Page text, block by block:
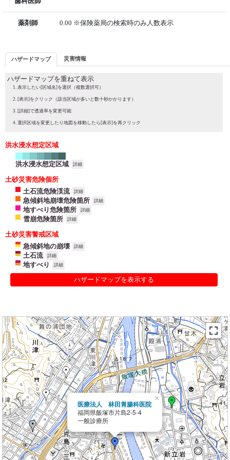
薬剤師 0.00 ※保険薬局の検索時のみ人数表示
ハザードマップ 災害情報
ハザードマップを重ねて表示
表示したい[区域名]を選択（複数選択可）
[表示]をクリック（該当区域が多いと数十秒かかります）
[詳細]で透過率を変更可能
選択区域を変更したり地図を移動したら[表示]を再クリック
洪水浸水想定区域
洪水浸水想定区域 詳細
土砂災害危険個所
土石流危険渓流
詳細
急傾斜地崩壊危険箇所 詳細
地すべり危険箇所 詳細
雪崩危険箇所 詳細
土砂災害警戒区域
急傾斜地の崩壊
詳細
土石流 詳細
地すべり 詳細
ハザードマップを表示する
医療法人 林田胃腸科医院
福岡県飯塚市片島2-5-4
一般診療所
×